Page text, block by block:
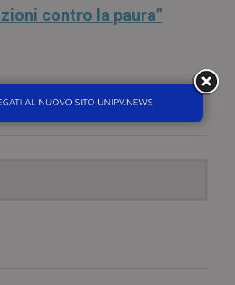
contro la paura”